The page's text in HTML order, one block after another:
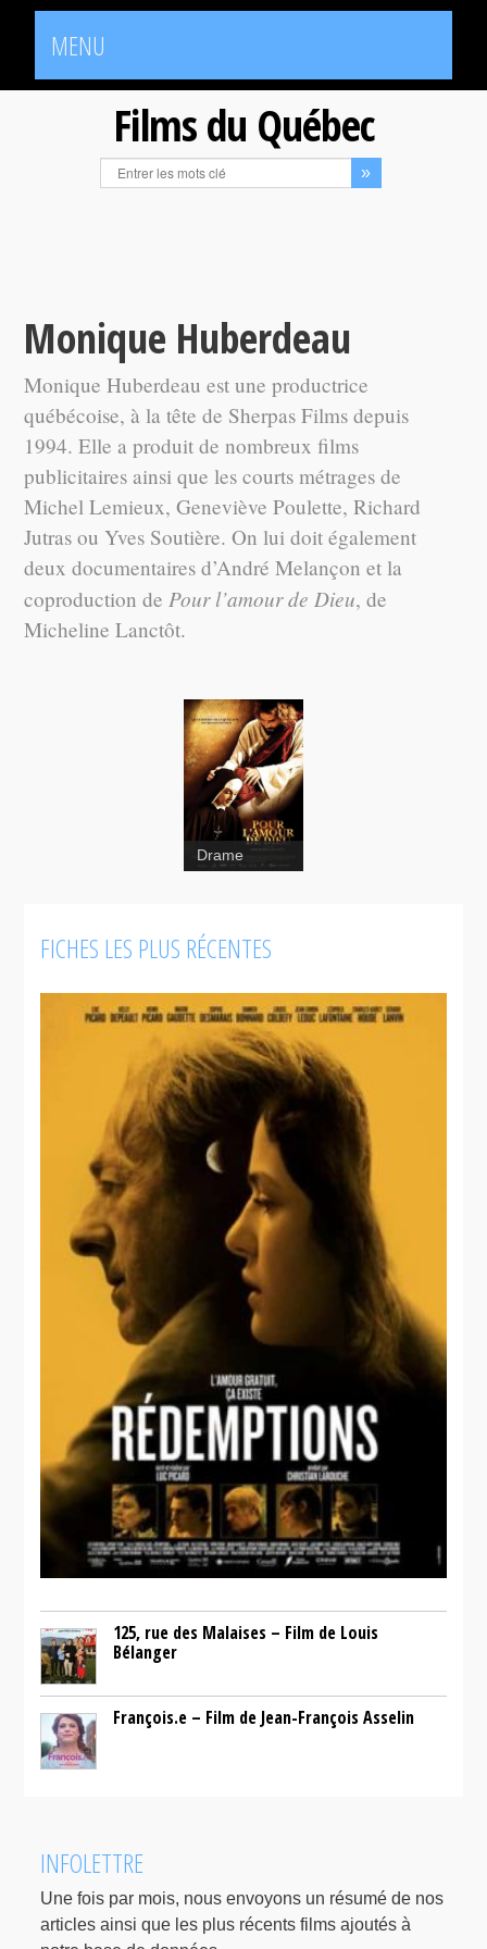
MENU
Films du Québec
Monique Huberdeau
Monique Huberdeau est une productrice
québécoise, à la tête de Sherpas Films depuis
1994. Elle a produit de nombreux films
publicitaires ainsi que les courts métrages de
Michel Lemieux, Geneviève Poulette, Richard
Jutras ou Yves Soutière. On lui doit également
deux documentaires d’André Melançon et la
coproduction dePour l’amour de Dieu, de
Micheline Lanctôt.
Pour
l'amour de
Dieu
Drame
FICHES LES PLUS RÉCENTES
125, rue des Malaises – Film de Louis
Bélanger
François.e – Film de Jean-François Asselin
INFOLETTRE
Une fois par mois, nous envoyons un résumé de nos
articles ainsi que les plus récents films ajoutés à